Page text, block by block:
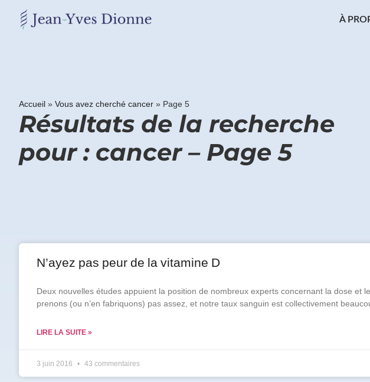
À
Accueil » Vous avez cherché cancer » Page 5
Résultats de la recherche
pour : cancer – Page 5
N’ayez pas peur de la vitamine D
Deux nouvelles études appuient la position de nombreux experts concernant la dose et
prenons (ou n’en fabriquons) pas assez, et notre taux sanguin est collectivement
LIRE LA SUITE »
3 juin 2016 43 commentaires
Obtenez
gratuitement
mon
pdf
"BONS
infolettre.
Prénom
Courriel
Vous